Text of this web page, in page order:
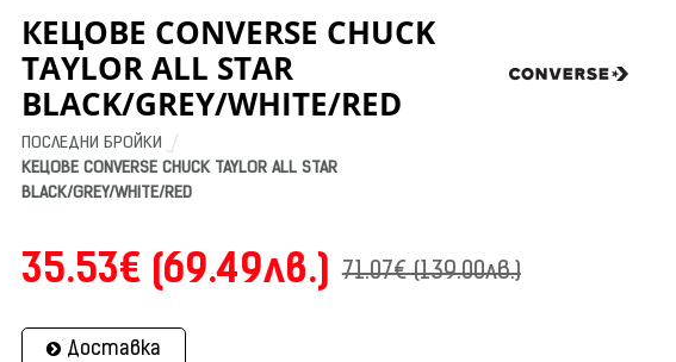
КЕЦОВЕ CONVERSE CHUCK
TAYLOR ALL STAR
BLACK/GREY/WHITE/RED
ПОСЛЕДНИ БРОЙКИ
КЕЦОВЕ CONVERSE CHUCK TAYLOR ALL STAR
BLACK/GREY/WHITE/RED
35.53€ (69.49лв.) 71.07€ (139.00лв.)
Доставка